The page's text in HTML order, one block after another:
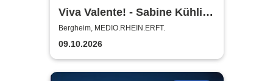
Viva Valente! - Sabine Kühlich
& Jörg Seidel Trio - Tribute to
Catarina Vatente
Bergheim, MEDIO.RHEIN.ERFT.
09.10.2026